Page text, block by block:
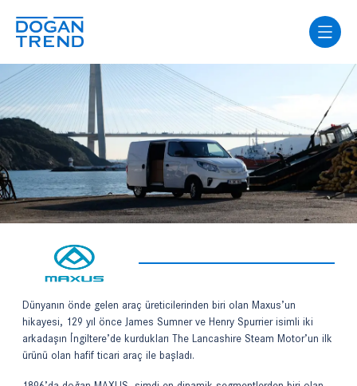
Dünyanın önde gelen araç üreticilerinden biri olan Maxus’un
hikayesi, 129 yıl önce James Sumner ve Henry Spurrier isimli iki
arkadaşın İngiltere’de kurdukları The Lancashire Steam Motor’un ilk
ürünü olan hafif ticari araç ile başladı.